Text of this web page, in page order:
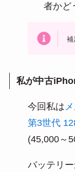
者かど
補
私が中古
今回私は
第3世代
(45,000～
バッテリ